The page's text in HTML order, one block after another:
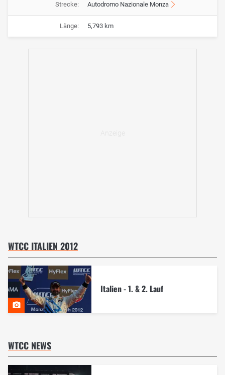
Strecke: Autodromo Nazionale Monza
Länge: 5,793 km
WTCC ITALIEN 2012
Italien - 1. & 2. Lauf
WTCC NEWS